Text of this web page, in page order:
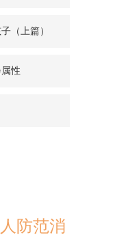
（上篇）
性
防范消